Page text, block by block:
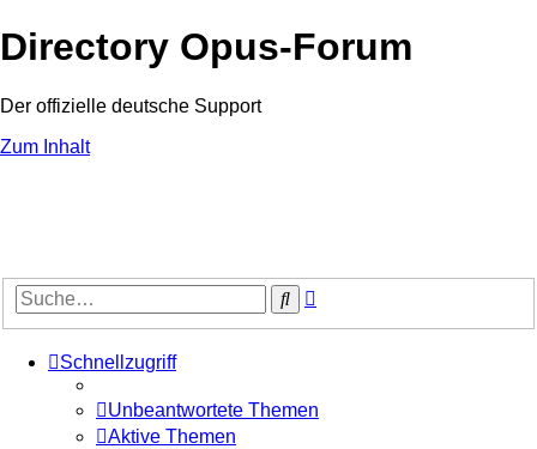
Directory Opus-Forum
Der offizielle deutsche Support
Zum Inhalt
Suche
Schnellzugriff
Unbeantwortete Themen
Aktive Themen